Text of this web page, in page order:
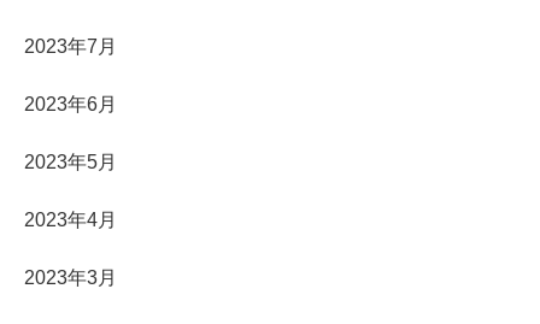
2023年7月
2023年6月
2023年5月
2023年4月
2023年3月